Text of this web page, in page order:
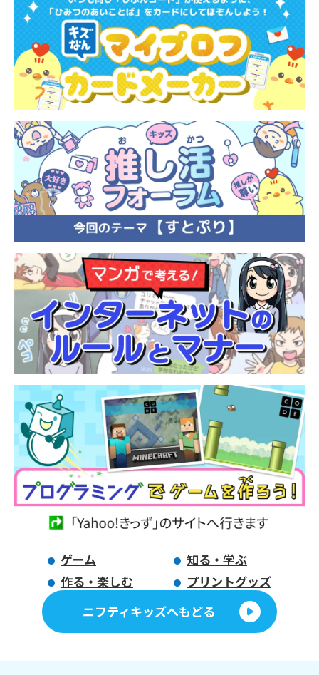
ゲーム
知る・学ぶ
作る・楽しむ
プリントグッズ
ニフティキッズへもどる